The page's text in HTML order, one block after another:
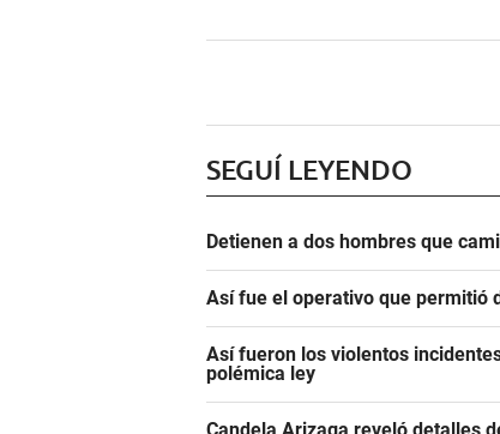
SEGUÍ LEYENDO
Detienen a dos hombres que
Así fue el operativo que permitió
Así fueron los violentos
polémica ley